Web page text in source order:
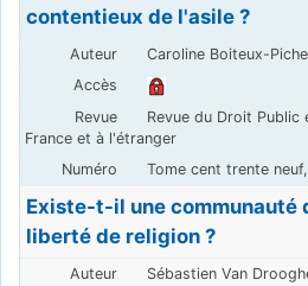
contentieux de l'asile ?
Caroline Boiteux-
Revue du Droit
France et à l'étranger
Tome cent trente
Existe-t-il une communauté
liberté de religion ?
Sébastien Van